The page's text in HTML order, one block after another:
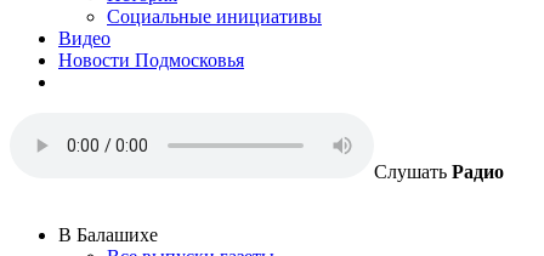
Социальные инициативы
Видео
Новости Подмосковья
Слушать Радио
В Балашихе